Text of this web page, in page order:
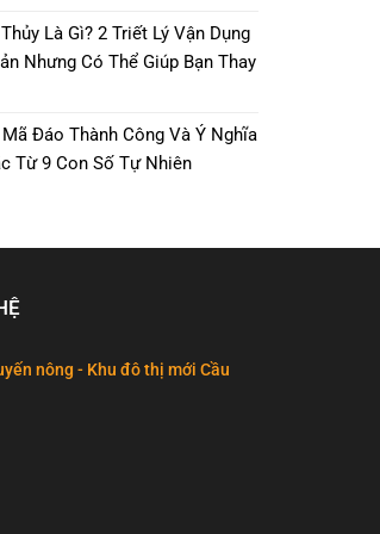
Là Gì? 2 Triết Lý Vận Dụng
Nhưng Có Thể Giúp Bạn Thay
Đáo Thành Công Và Ý Nghĩa
Từ 9 Con Số Tự Nhiên
nông - Khu đô thị mới Cầu